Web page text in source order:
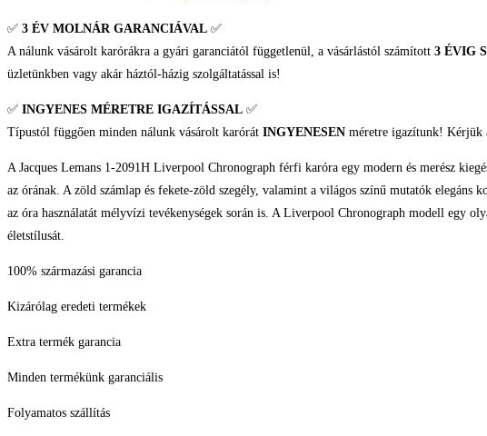
✅ 3 ÉV MOLNÁR GARANCIÁVAL ✅
A nálunk vásárolt karórákra a gyári garanciától függetlenül, a vásárlástól számított 3 ÉVIG
üzletünkben vagy akár háztól-házig szolgáltatással is!
✅ INGYENES MÉRETRE IGAZÍTÁSSAL ✅
Típustól függően minden nálunk vásárolt karórát INGYENESEN méretre igazítunk! Kérjük
A Jacques Lemans 1-2091H Liverpool Chronograph férfi karóra egy modern és merész
az órának. A zöld számlap és fekete-zöld szegély, valamint a világos színű mutatók
az óra használatát mélyvízi tevékenységek során is. A Liverpool Chronograph modell egy
életstílusát.
100% származási garancia
Kizárólag eredeti termékek
Extra termék garancia
Minden termékünk garanciális
Folyamatos szállítás